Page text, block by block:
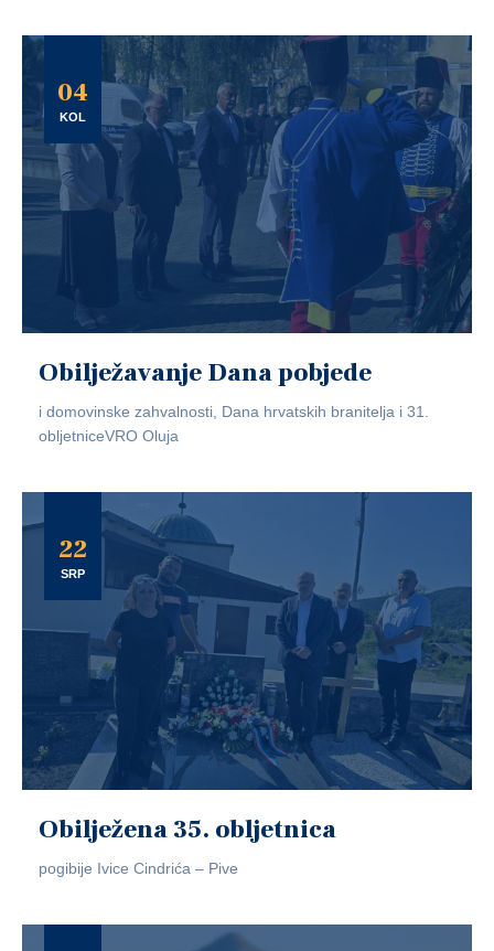
04
KOL
Obilježavanje Dana pobjede
i domovinske zahvalnosti, Dana hrvatskih branitelja i 31.
obljetniceVRO Oluja
22
SRP
Obilježena 35. obljetnica
pogibije Ivice Cindrića – Pive